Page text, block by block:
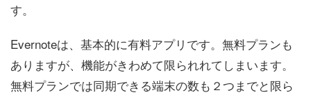
す。
Evernoteは、基本的に有料アプリです。無料プランも
ありますが、機能がきわめて限られれてしまいます。
無料プランでは同期できる端末の数も２つまでと限ら